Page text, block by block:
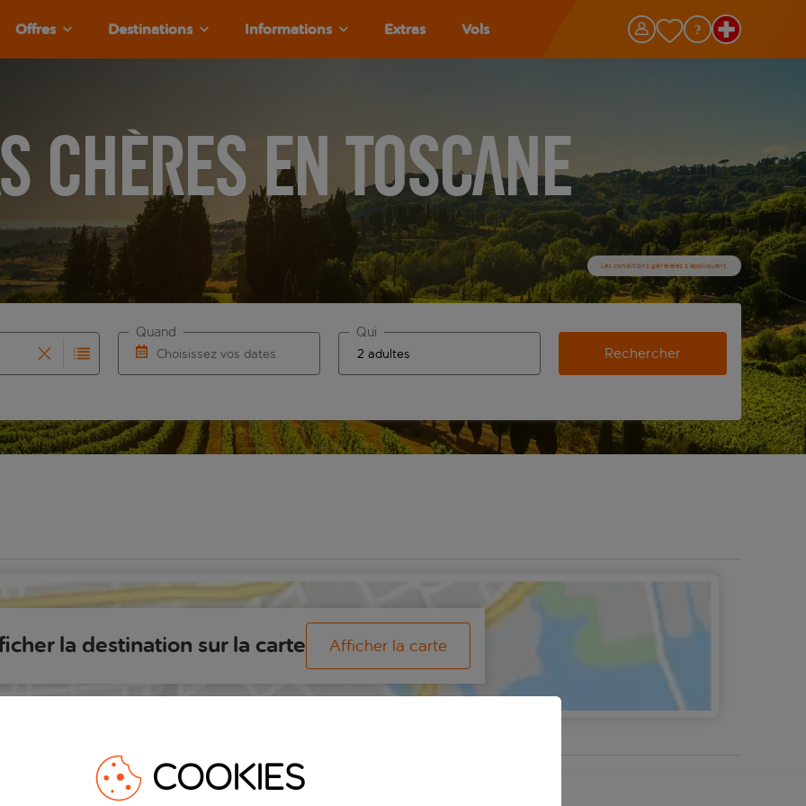
Offres Destinations Informations Extras Vols
chères en Toscane
Les conditions générales s’appliquent.
les résultats de saisie automatique sont disponibles pour l’aéroport d’origine, utilisez la touche de tabulation pour
pour la saisie automatique. Lorsque les résultats de la saisie automatique sont disponibles pour l’aéroport de
Choisissez vos dates
Quand Qui
Rechercher
la destination sur la carte Afficher la carte
COOKIES